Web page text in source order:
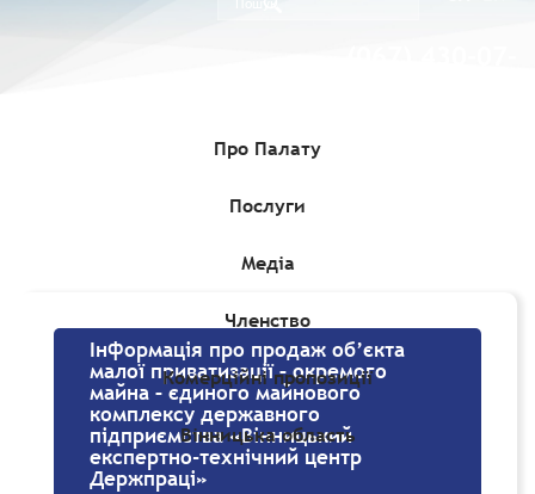
Про Палату
Послуги
Медіа
Членство
Комерційні пропозиції
Вінницька область
Комерційні пропозиції»Інформація про продаж
експертно-технічний центр Держпраці»
Інформація про продаж об’єкта
малої приватизації – окремого
майна – єдиного майнового
комплексу державного
підприємства «Вінницький
експертно-технічний центр
Держпраці»